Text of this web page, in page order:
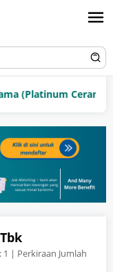
(Platinum Ceramics
1 | Perkiraan Jumlah